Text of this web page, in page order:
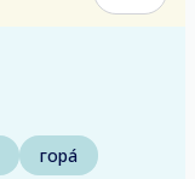
гора́